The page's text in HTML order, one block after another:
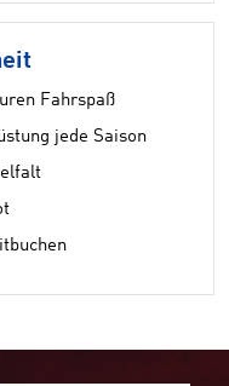
Fahrspaß
jede Saison